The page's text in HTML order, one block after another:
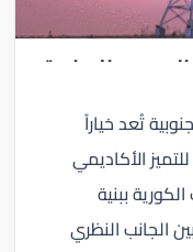
تُعد خياراً
الأكاديمي
ببنية
الجانب النظري